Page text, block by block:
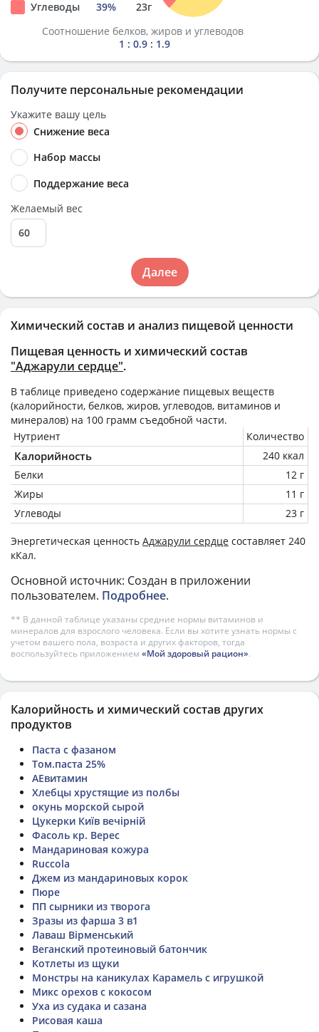
Химический состав и анализ пищевой ценности
Пищевая ценность и химический состав
"Аджарули сердце".
В таблице приведено содержание пищевых веществ
(калорийности, белков, жиров, углеводов, витаминов и
минералов) на 100 грамм съедобной части.
Нутриент
Количество
Калорийность
240 ккал
Белки
12 г
Жиры
11 г
Углеводы
23 г
Энергетическая ценность Аджарули сердце составляет 240
кКал.
Основной источник: Создан в приложении
пользователем. Подробнее.
** В данной таблице указаны средние нормы витаминов и
минералов для взрослого человека. Если вы хотите узнать нормы с
учетом вашего пола, возраста и других факторов, тогда
воспользуйтесь приложением «Мой здоровый рацион».
Углеводы
39% 23г
Соотношение белков, жиров и углеводов
1 : 0.9 : 1.9
Получите персональные рекомендации
Укажите вашу цель
Снижение веса
Набор массы
Поддержание веса
Желаемый вес
Далее
Калорийность и химический состав других
продуктов
Паста с фазаном
Том.паста 25%
АЕвитамин
Хлебцы хрустящие из полбы
окунь морской сырой
Цукерки Київ вечірній
Фасоль кр. Верес
Мандариновая кожура
Ruccola
Джем из мандариновых корок
Пюре
ПП сырники из творога
Зразы из фарша 3 в1
Лаваш Вірменський
Веганский протеиновый батончик
Котлеты из щуки
Монстры на каникулах Карамель с игрушкой
Микс орехов с кокосом
Уха из судака и сазана
Рисовая каша